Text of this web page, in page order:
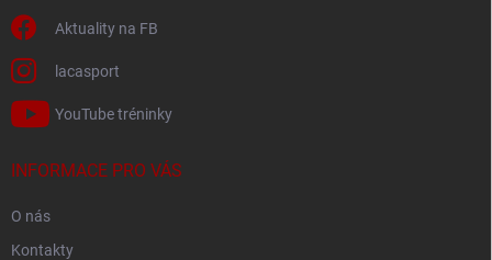
Aktuality na FB
lacasport
YouTube tréninky
INFORMACE PRO VÁS
O nás
Kontakty